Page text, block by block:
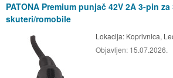
PATONA Premium punjač 42V 2A 3-pin
skuteri/romobile
Lokacija: Koprivnica,
Objavljen: 15.07.2026.